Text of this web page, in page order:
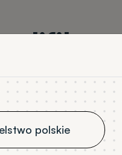
polskie
Studia w języku obcym